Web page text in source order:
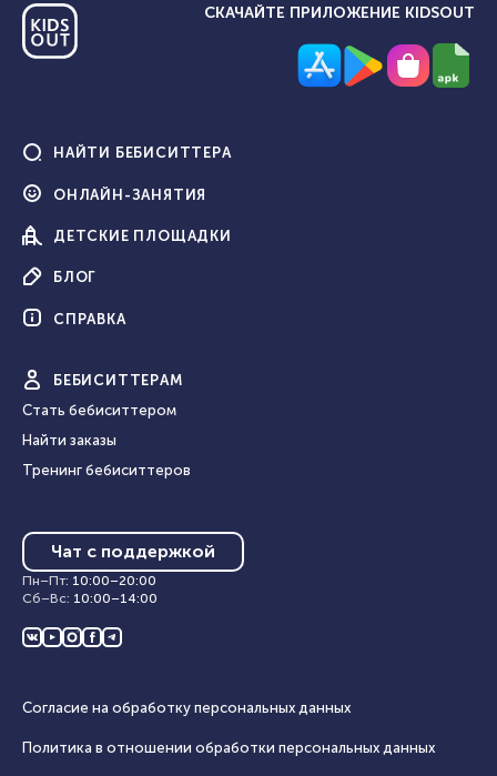
СКАЧАЙТЕ ПРИЛОЖЕНИЕ KIDSOUT
НАЙТИ БЕБИСИТТЕРА
ОНЛАЙН-ЗАНЯТИЯ
ДЕТСКИЕ ПЛОЩАДКИ
БЛОГ
СПРАВКА
БЕБИ СИТТЕРАМ
Стать бебиситтером
Найти заказы
Тренинг бебиситтеров
Чат с поддержкой
Пн–Пт: 10:00–20:00
Сб–Вс: 10:00–14:00
Согласие на обработку персональных данных
Политика в отношении обработки персональных данных